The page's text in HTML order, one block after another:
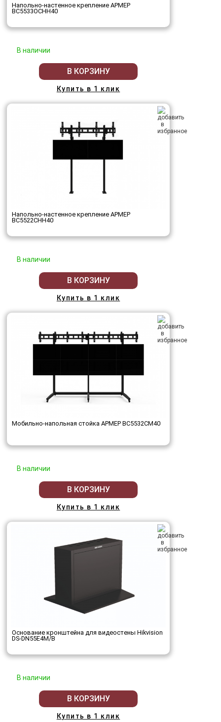
Напольно-настенное крепление АРМЕР
ВС5533ОСНН40
В наличии
В КОРЗИНУ
Купить в 1 клик
Напольно-настенное крепление АРМЕР
ВС5522СНН40
В наличии
В КОРЗИНУ
Купить в 1 клик
Мобильно-напольная стойка АРМЕР ВС5532СМ40
В наличии
В КОРЗИНУ
Купить в 1 клик
Основание кронштейна для видеостены Hikvision
DS-DN55E4M/B
В наличии
В КОРЗИНУ
Купить в 1 клик